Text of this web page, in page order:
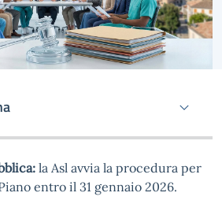
la Asl avvia la procedura per
entro il 31 gennaio 2026.